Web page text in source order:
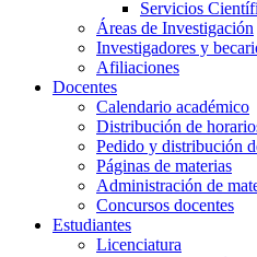
Servicios
Áreas de Investigación
Investigadores y
Afiliaciones
Docentes
Calendario académico
Distribución de
Pedido y distribución
Páginas de materias
Administración de
Concursos docentes
Estudiantes
Licenciatura